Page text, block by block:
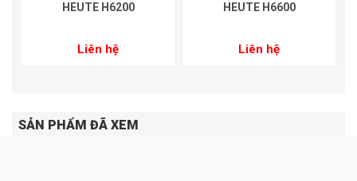
HEUTE H6200
Liên hệ
HEUTE H6600
Liên hệ
SẢN PHẨM ĐÃ XEM